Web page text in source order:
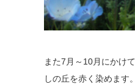
また7月～10月にかけ
しの丘を赤く染めます